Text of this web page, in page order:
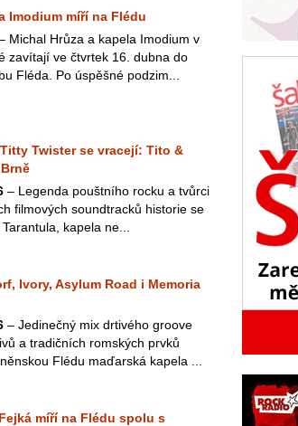
Imodium míří na Flédu
Michal Hrůza a kapela Imodium v
zavítají ve čtvrtek 16. dubna do
Fléda. Po úspěšné podzim...
Twister se vracejí: Tito &
– Legenda pouštního rocku a tvůrci
filmových soundtracků historie se
kapela ne...
Ivory, Asylum Road i Memoria
– Jedinečný mix drtivého groove
a tradičních romských prvků
Flédu maďarská kapela ...
míří na Flédu spolu s